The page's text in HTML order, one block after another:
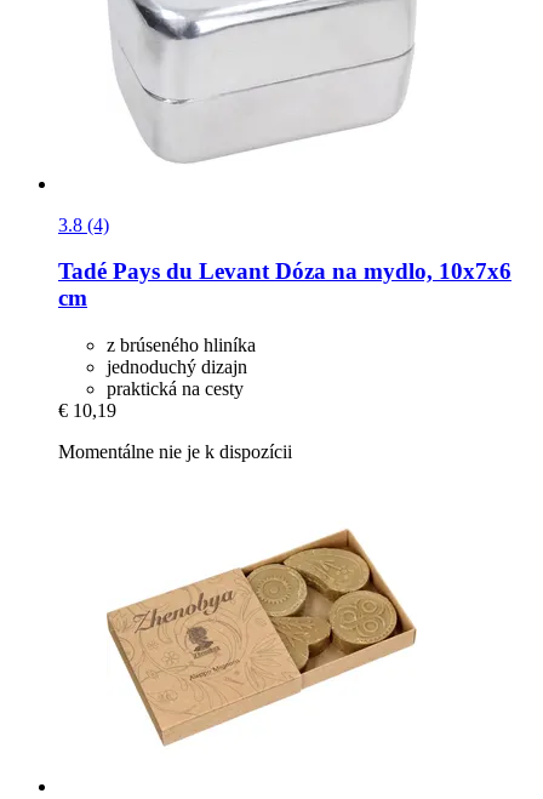
3.8 (4)
Tadé Pays du LevantDóza na mydlo, 10x7x6
cm
z brúseného hliníka
jednoduchý dizajn
praktická na cesty
€ 10,19
Momentálne nie je k dispozícii